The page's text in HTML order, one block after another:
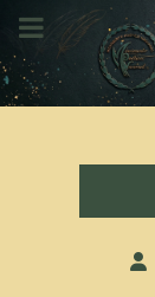
Detalhes